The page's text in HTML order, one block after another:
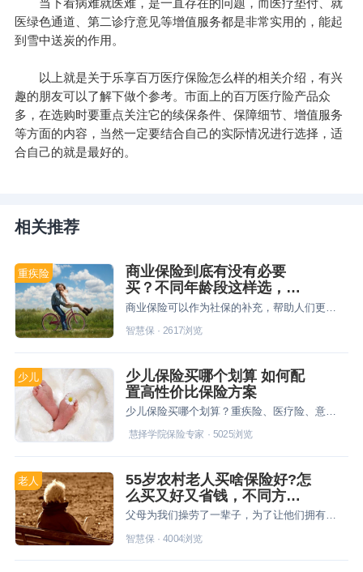
医绿色通道、第二诊疗意见等增值服务都是非常实用的，能起
到雪中送炭的作用。
以上就是关于乐享百万医疗保险怎么样的相关介绍，有兴
趣的朋友可以了解下做个参考。市面上的百万医疗险产品众
多，在选购时要重点关注它的续保条件、保障细节、增值服务
等方面的内容，当然一定要结合自己的实际情况进行选择，适
合自己的就是最好的。
相关推荐
重疾险
商业保险到底有没有必要
买？不同年龄段这样选，更
科学！
智慧保· 2617浏览
少儿
少儿保险买哪个划算 如何配
置高性价比保险方案
少儿保险买哪个划算？重疾险、医疗险、意外险搭配投保才最好，但是如何挑选这几类险种呢？今天就来介绍下，也希望家长在给孩子投保的时候别忘了自己的保障。
慧择学院保险专家 · 5025浏览
老人
55岁农村老人买啥保险好?怎
么买又好又省钱，不同方案
任你选！
父母为我们操劳了一辈子，为了让他们拥有个安稳的晚年生活，基础的保障一定要做到位。
智慧保· 4004浏览